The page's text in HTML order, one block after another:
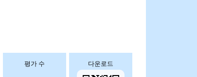
평가 수 다운로드